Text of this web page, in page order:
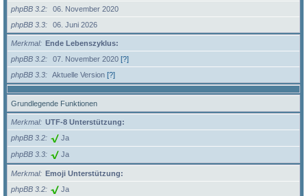
phpBB 3.2
06. November 2020
phpBB 3.3
06. Juni 2026
Merkmal
Ende Lebenszyklus:
phpBB 3.2
07. November 2020 [?]
phpBB 3.3
Aktuelle Version [?]
Grundlegende Funktionen
Merkmal
UTF-8 Unterstützung:
phpBB 3.2
Ja
phpBB 3.3 Ja
Merkmal
Emoji Unterstützung:
phpBB 3.2
Ja